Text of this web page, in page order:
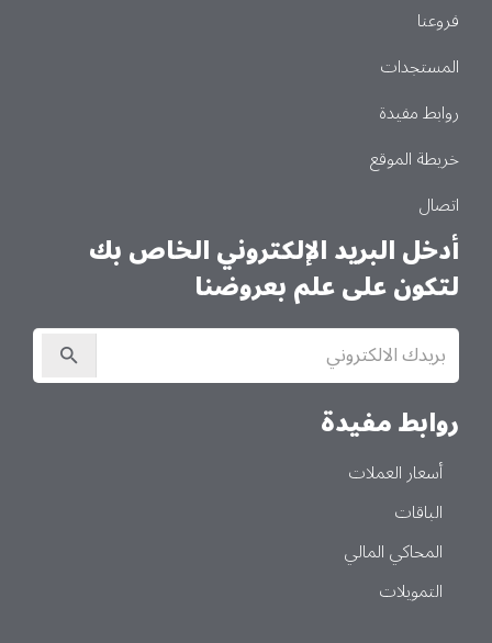
فروعنا
المستجدات
روابط مفيدة
خريطة الموقع
اتصال
أدخل البريد الإلكتروني الخاص بك
لتكون على علم بعروضنا
الاشتراك
في
النشرة
روابط مفيدة
أسعار العملات
الباقات
المحاكي المالي
التمويلات